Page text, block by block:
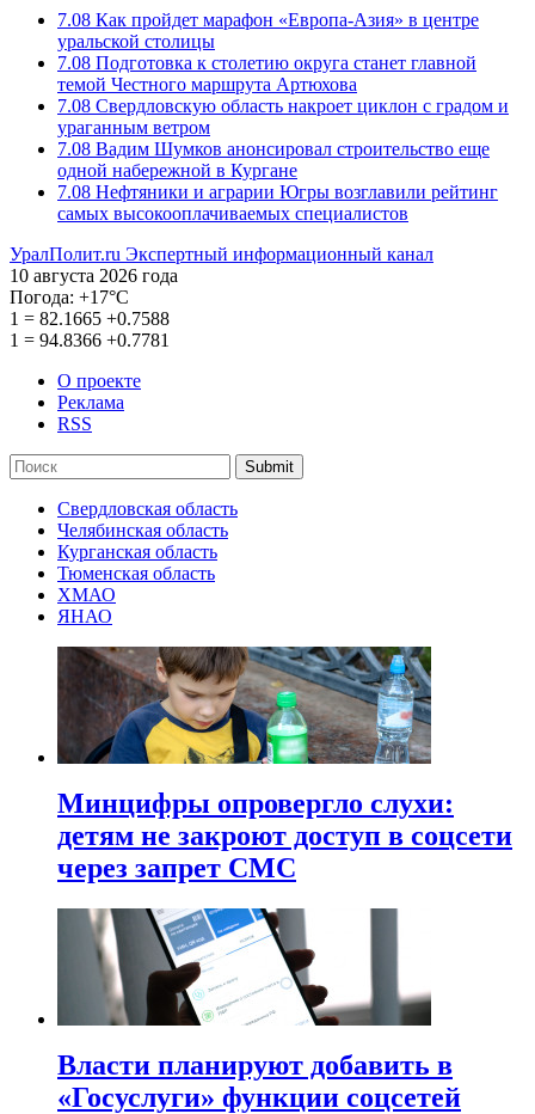
7.08 Как пройдет марафон «Европа-Азия» в центре
уральской столицы
7.08 Подготовка к столетию округа станет главной
темой Честного маршрута Артюхова
7.08 Свердловскую область накроет циклон с градом и
ураганным ветром
7.08 Вадим Шумков анонсировал строительство еще
одной набережной в Кургане
7.08 Нефтяники и аграрии Югры возглавили рейтинг
самых высокооплачиваемых специалистов
УралПолит.ru Экспертный информационный канал
10 августа 2026 года
Погода: +17°С
1 = 82.1665 +0.7588
1 = 94.8366 +0.7781
О проекте
Реклама
RSS
Submit
Свердловская область
Челябинская область
Курганская область
Тюменская область
ХМАО
ЯНАО
Минцифры опровергло слухи:
детям не закроют доступ в соцсети
через запрет СМС
Власти планируют добавить в
«Госуслуги» функции соцсетей